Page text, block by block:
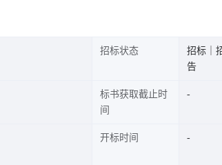
招标状态
招标｜
告
标书获取截止时
间
开标时间